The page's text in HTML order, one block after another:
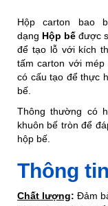
Hộp carton bao
dạng Hộp bế được
để tạo lỗ với kích
tấm carton với
có cấu tạo để thực
bế.
Thông thường có
khuôn bế tròn để
hộp bế.
Thông
Chất lượng: Đảm